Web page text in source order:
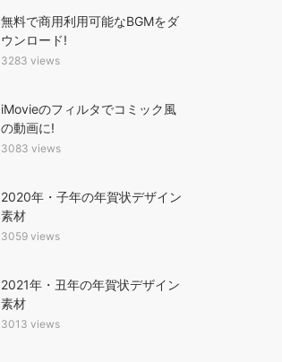
無料で商用利用可能なBGMをダ
ウンロード!
3283 views
iMovieのフィルタでコミック風
の動画に!
3083 views
2020年・子年の年賀状デザイン
素材
3059 views
2021年・丑年の年賀状デザイン
素材
3013 views